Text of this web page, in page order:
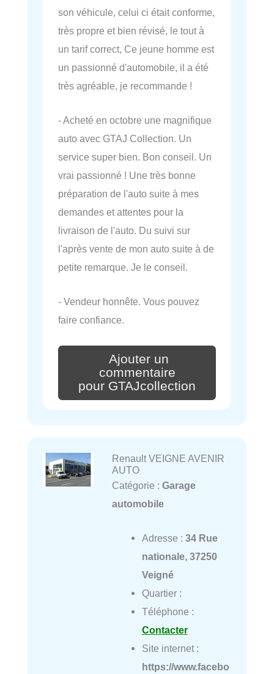
son véhicule, celui ci était conforme,
très propre et bien révisé, le tout à
un tarif correct, Ce jeune homme est
un passionné d'automobile, il a été
très agréable, je recommande !
- Acheté en octobre une magnifique
auto avec GTAJ Collection. Un
service super bien. Bon conseil. Un
vrai passionné ! Une très bonne
préparation de l'auto suite à mes
demandes et attentes pour la
livraison de l'auto. Du suivi sur
l'après vente de mon auto suite à de
petite remarque. Je le conseil.
- Vendeur honnête. Vous pouvez
faire confiance.
Ajouter un
commentaire
pour GTAJcollection
Renault VEIGNE AVENIR
AUTO
Catégorie : Garage
automobile
Adresse : 34 Rue
nationale, 37250
Veigné
Quartier :
Téléphone :
Contacter
Site internet :
https://www.facebo